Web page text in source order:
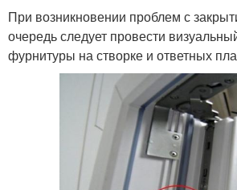
При возникновении проблем с
очередь следует провести
фурнитуры на створке и ответных